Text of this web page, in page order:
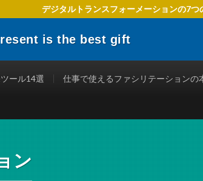
デジタルトランスフォーメーションの7
is the best gift
させるために役立つ情報を発信します。
ール14選 仕事で使えるファシリテーションの
ン